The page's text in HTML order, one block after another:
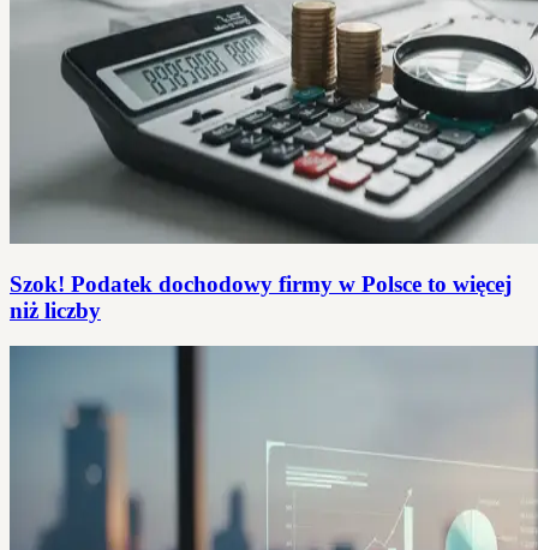
Szok! Podatek dochodowy firmy w Polsce to więcej
niż liczby